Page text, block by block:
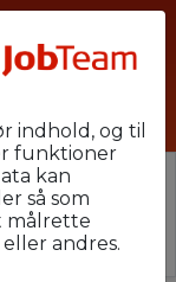
du kan
.
indhold, og til
funktioner
kan
så som
målrette
andres.